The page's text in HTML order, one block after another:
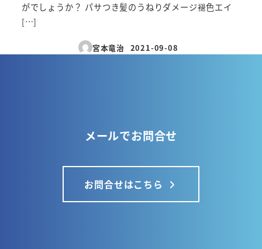
がでしょうか？ パサつき髪のうねりダメージ褪色エイ
[…]
宮本竜治
投稿日
2021-09-08
メールでお問合せ
お問合せはこちら